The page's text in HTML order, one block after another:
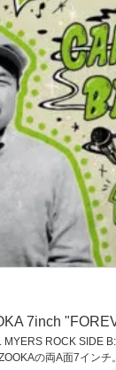
7inch
MYERS ROCK SIDE
の両A面7インチ